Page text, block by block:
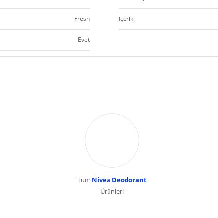
Fresh İçerik
Evet
Tüm Nivea Deodorant
Ürünleri